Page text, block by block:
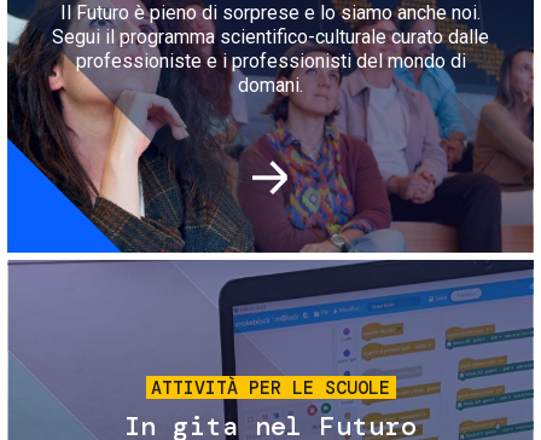
Il Futuro è pieno di sorprese e lo siamo anche noi.
Segui il programma scientifico-culturale curato dalle
professioniste e i professionisti del mondo di
domani.
Immagine
ATTIVITÀ PER LE SCUOLE
In gita nel Futuro